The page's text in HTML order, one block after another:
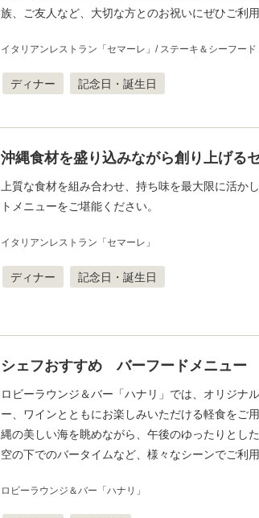
族、ご友人など、大切な方とのお祝いにぜひご利用
イタリアンレストラン「セマーレ」 ステーキ＆シーフード
ディナー 記念日・誕生日
沖縄食材を盛り込みながら創り上げる
上質な食材を組み合わせ、持ち味を最大限に活か
トメニューをご堪能ください。
イタリアンレストラン「セマーレ」
ディナー 記念日・誕生日
シェフおすすめ バーフードメニュー
ロビーラウンジ＆バー「ハナリ」では、オリジナ
ー、ワインとともにお楽しみいただける軽食をご
縄の美しい海を眺めながら、午後のゆったりとし
空の下でのバータイムなど、様々なシーンでご利用
ロビーラウンジ＆バー「ハナリ」